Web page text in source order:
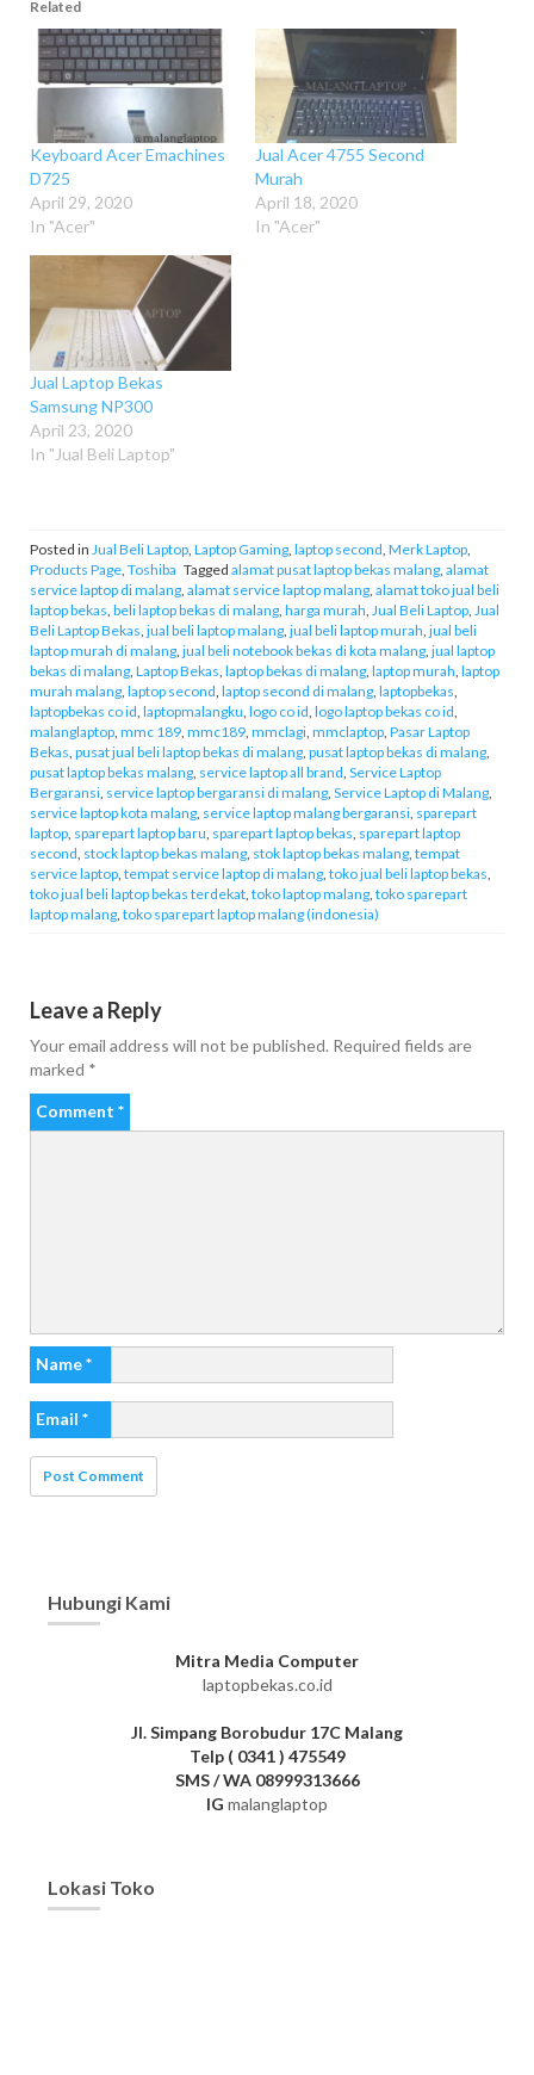
Related
Keyboard Acer Emachines
D725
April 29, 2020
In "Acer"
Jual Acer 4755 Second
Murah
April 18, 2020
In "Acer"
Jual Laptop Bekas
Samsung NP300
April 23, 2020
In "Jual Beli Laptop"
Posted in Jual Beli Laptop Laptop Gaming laptop second Merk Laptop
Products Page Toshiba Tagged alamat pusat laptop bekas malang alamat
service laptop di malang alamat service laptop malang alamat toko jual beli
laptop bekas beli laptop bekas di malang harga murah Jual Beli Laptop Jual
Beli Laptop Bekas jual beli laptop malang jual beli laptop murah jual beli
laptop murah di malang jual beli notebook bekas di kota malang jual laptop
bekas di malang Laptop Bekas laptop bekas di malang laptop murah laptop
murah malang laptop second laptop second di malang laptopbekas
laptopbekas co id laptopmalangku logo co id logo laptop bekas co id
malanglaptop mmc 189 mmc189 mmclagi mmclaptop Pasar Laptop
Bekas pusat jual beli laptop bekas di malang pusat laptop bekas di malang
pusat laptop bekas malang service laptop all brand Service Laptop
Bergaransi service laptop bergaransi di malang Service Laptop di Malang
service laptop kota malang service laptop malang bergaransi sparepart
laptop sparepart laptop baru sparepart laptop bekas sparepart laptop
second stock laptop bekas malang stok laptop bekas malang tempat
service laptop tempat service laptop di malang toko jual beli laptop bekas
toko jual beli laptop bekas terdekat toko laptop malang toko sparepart
laptop malang toko sparepart laptop malang (indonesia)
Leave a Reply
Your email address will not be published. Required fields are
marked *
Comment *
Name*
Email *
Hubungi Kami
Mitra Media Computer
laptopbekas.co.id
Jl. Simpang Borobudur 17C Malang
Telp ( 0341 ) 475549
SMS / WA 08999313666
IG malanglaptop
Lokasi Toko